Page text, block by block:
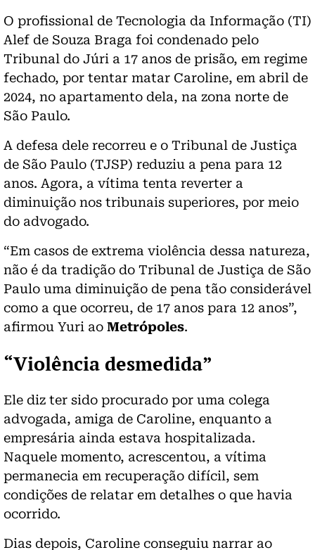
O profissional de Tecnologia da Informação (TI)
Alef de Souza Braga foi condenado pelo
Tribunal do Júri a 17 anos de prisão, em regime
fechado, por tentar matar Caroline, em abril de
2024, no apartamento dela, na zona norte de
São Paulo.
A defesa dele recorreu e o Tribunal de Justiça
de São Paulo (TJSP) reduziu a pena para 12
anos. Agora, a vítima tenta reverter a
diminuição nos tribunais superiores, por meio
do advogado.
“Em casos de extrema violência dessa natureza,
não é da tradição do Tribunal de Justiça de São
Paulo uma diminuição de pena tão considerável
como a que ocorreu, de 17 anos para 12 anos”,
afirmou Yuri ao Metrópoles.
“Violência desmedida”
Ele diz ter sido procurado por uma colega
advogada, amiga de Caroline, enquanto a
empresária ainda estava hospitalizada.
Naquele momento, acrescentou, a vítima
permanecia em recuperação difícil, sem
condições de relatar em detalhes o que havia
ocorrido.
Dias depois, Caroline conseguiu narrar ao